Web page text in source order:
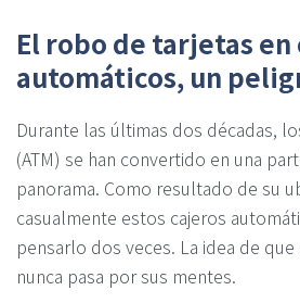
El robo de tarjetas en
automáticos, un
Durante las últimas dos décadas,
(ATM) se han convertido en una
panorama. Como resultado de su
casualmente estos cajeros
pensarlo dos veces. La idea de
nunca pasa por sus mentes.